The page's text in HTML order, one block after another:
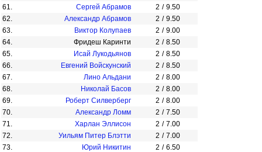
61.
Сергей Абрамов 2 / 9.50
62.
Александр Абрамов 2 / 9.50
63.
Виктор Колупаев 2 / 9.00
64.
Фридеш Каринти 2 / 8.50
65.
Исай Лукодьянов 2 / 8.50
66.
Евгений Войскунский 2 / 8.50
67.
Лино Альдани 2 / 8.00
68.
Николай Басов 2 / 8.00
69.
Роберт Силверберг 2 / 8.00
70.
Александр Ломм 2 / 7.50
71.
Харлан Эллисон 2 / 7.00
72.
Уильям Питер Блэтти 2 / 7.00
73.
Юрий Никитин 2 / 6.50